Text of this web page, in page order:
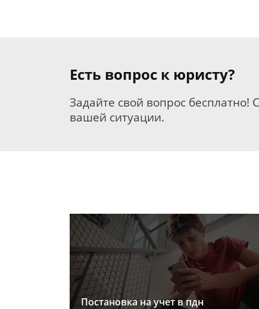
Есть вопрос к юристу?
Задайте свой вопрос
вашей ситуации.
Постановка на учет в пдн